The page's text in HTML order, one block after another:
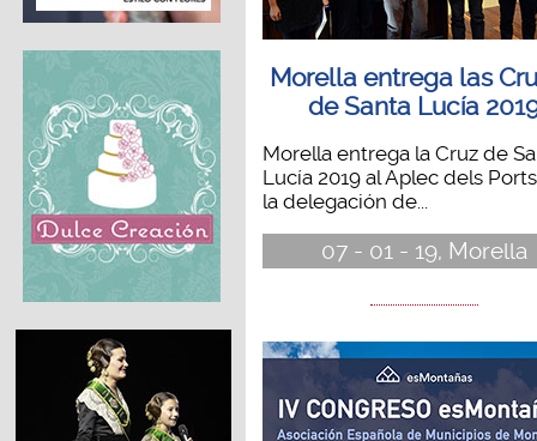
Morella entrega las
de Santa Lucía
Morella entrega la Cruz de
Lucía 2019 al Aplec dels
la delegación de...
07 - 01 - 19, Morella